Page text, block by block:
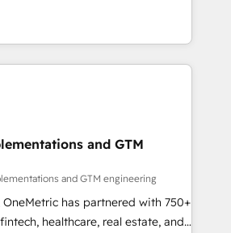
Innovation HubSpot
Excellence HubSpot
HubSpot CRM solutions.
and optimize systems to
functionality, and adoption across
teams. From setup to
deal closures. With 500+
results. Our RevOps
and customer success
We optimize the revenue
to retention—by refining
inefficiencies. Using HubSpot
and GTM
and GTM engineering
has partnered with 750+
healthcare, real estate, and